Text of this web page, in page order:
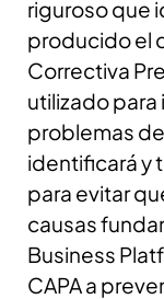
riguroso que
producido el
Correctiva
utilizado para
problemas
identificará y
para evitar
causas
Business
CAPA a